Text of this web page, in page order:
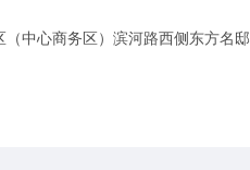
（中心商务区）滨河路西侧东方名邸